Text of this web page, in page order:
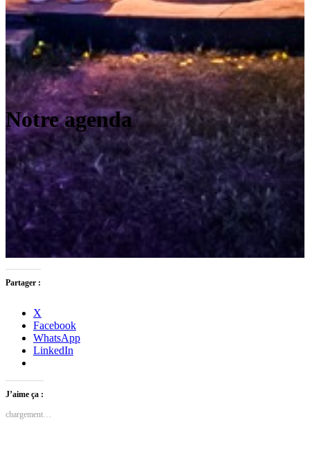
Notre agenda
Partager :
X
Facebook
WhatsApp
LinkedIn
J’aime ça :
chargement…